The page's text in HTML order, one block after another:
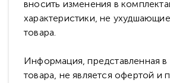
вносить изменения в
характеристики, не
товара.
Информация, представленная в
товара, не является офертой и